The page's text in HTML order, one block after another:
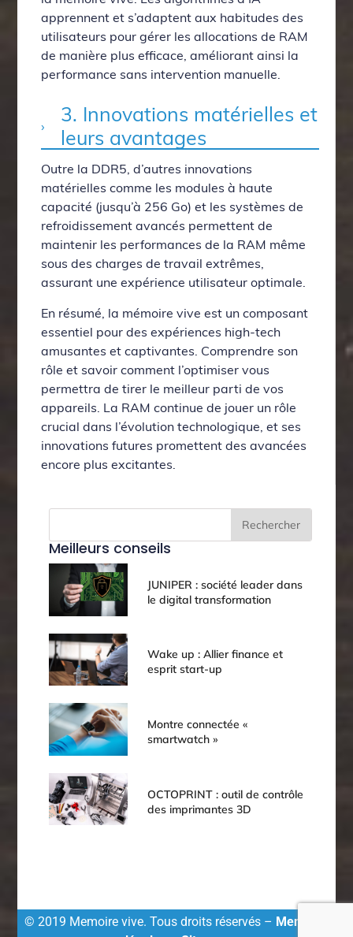
apprennent et s’adaptent aux habitudes des
utilisateurs pour gérer les allocations de RAM
de manière plus efficace, améliorant ainsi la
performance sans intervention manuelle.
3. Innovations matérielles et
leurs avantages
Outre la DDR5, d’autres innovations
matérielles comme les modules à haute
capacité (jusqu’à 256 Go) et les systèmes de
refroidissement avancés permettent de
maintenir les performances de la RAM même
sous des charges de travail extrêmes,
assurant une expérience utilisateur optimale.
En résumé, la mémoire vive est un composant
essentiel pour des expériences high-tech
amusantes et captivantes. Comprendre son
rôle et savoir comment l’optimiser vous
permettra de tirer le meilleur parti de vos
appareils. La RAM continue de jouer un rôle
crucial dans l’évolution technologique, et ses
innovations futures promettent des avancées
encore plus excitantes.
Rechercher
Meilleurs conseils
JUNIPER : société leader dans
le digital transformation
Wake up : Allier finance et
esprit start-up
Montre connectée «
smartwatch »
OCTOPRINT : outil de contrôle
des imprimantes 3D
© 2019 Memoire vive. Tous droits réservés – Mentions